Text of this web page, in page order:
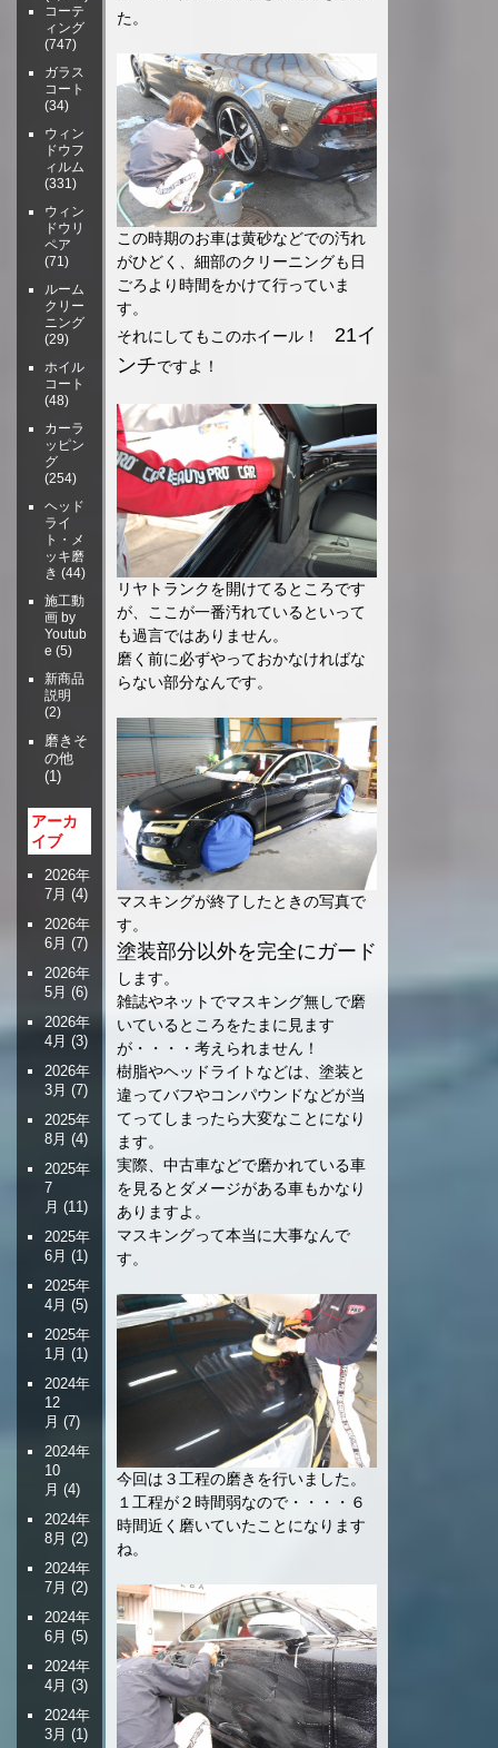
た。
この時期のお車は黄砂などでの汚れ
がひどく、細部のクリーニングも日
ごろより時間をかけて行っていま
す。
それにしてもこのホイール！ 21イ
ンチですよ！
リヤトランクを開けてるところです
が、ここが一番汚れているといって
も過言ではありません。
磨く前に必ずやっておかなければな
らない部分なんです。
マスキングが終了したときの写真で
す。
塗装部分以外を完全にガード
します。
雑誌やネットでマスキング無しで磨
いているところをたまに見ます
が・・・・考えられません！
樹脂やヘッドライトなどは、塗装と
違ってバフやコンパウンドなどが当
てってしまったら大変なことになり
ます。
実際、中古車などで磨かれている車
を見るとダメージがある車もかなり
ありますよ。
マスキングって本当に大事なんで
す。
今回は３工程の磨きを行いました。
１工程が２時間弱なので・・・・６
時間近く磨いていたことになります
ね。
コーテ
ィング
(747)
ガラス
コート
(34)
ウィン
ドウフ
ィルム
(331)
ウィン
ドウリ
ペア
(71)
ルーム
クリー
ニング
(29)
ホイル
コート
(48)
カーラ
ッピン
グ
(254)
ヘッド
ライ
ト・メ
ッキ磨
き (44)
施工動
画 by
Youtub
e (5)
新商品
説明
(2)
磨きそ
の他
(1)
アーカ
イブ
2026年
7月 (4)
2026年
6月 (7)
2026年
5月 (6)
2026年
4月 (3)
2026年
3月 (7)
2025年
8月 (4)
2025年
7
月 (11)
2025年
6月 (1)
2025年
4月 (5)
2025年
1月 (1)
2024年
12
月 (7)
2024年
10
月 (4)
2024年
8月 (2)
2024年
7月 (2)
2024年
6月 (5)
2024年
4月 (3)
2024年
3月 (1)